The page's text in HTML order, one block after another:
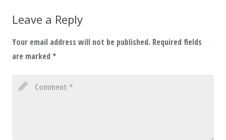
Leave a Reply
Your email address will not be published. Required fields
are marked *